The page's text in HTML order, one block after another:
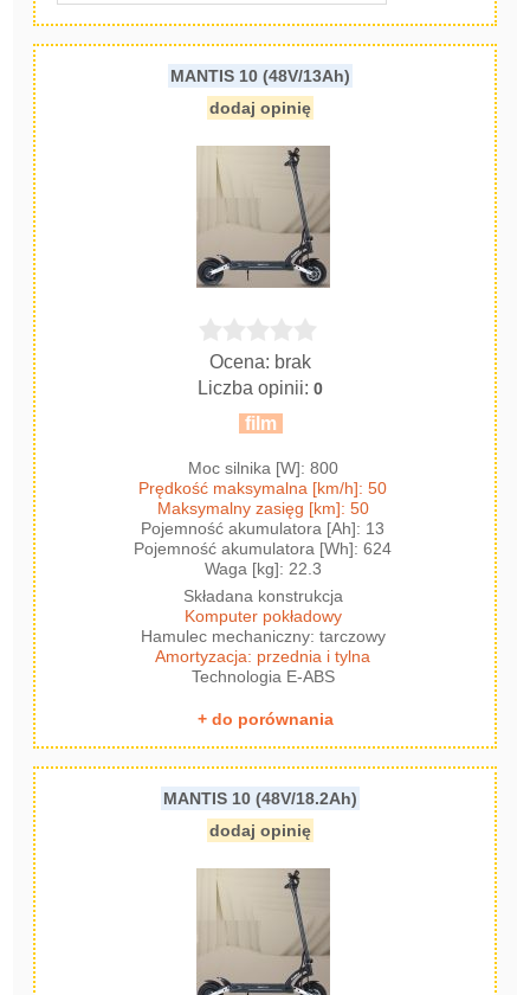
MANTIS 10 (48V/13Ah)
dodaj opinię
Ocena: brak
Liczba opinii:0
film
Moc silnika [W]: 800
Prędkość maksymalna [km/h]: 50
Maksymalny zasięg [km]: 50
Pojemność akumulatora [Ah]: 13
Pojemność akumulatora [Wh]: 624
Waga [kg]: 22.3
Składana konstrukcja
Komputer pokładowy
Hamulec mechaniczny: tarczowy
Amortyzacja: przednia i tylna
Technologia E-ABS
+ do porównania
MANTIS 10 (48V/18.2Ah)
dodaj opinię